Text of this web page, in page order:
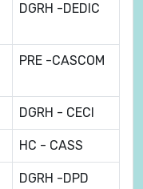
DGRH -DEDIC
PRE -CASCOM
DGRH - CECI
HC - CASS
DGRH -DPD